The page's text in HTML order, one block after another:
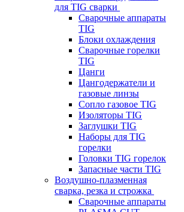
для TIG сварки
Сварочные аппараты
TIG
Блоки охлаждения
Сварочные горелки
TIG
Цанги
Цангодержатели и
газовые линзы
Сопло газовое TIG
Изоляторы TIG
Заглушки TIG
Наборы для TIG
горелки
Головки TIG горелок
Запасные части TIG
Воздушно-плазменная
сварка, резка и строжка
Сварочные аппараты